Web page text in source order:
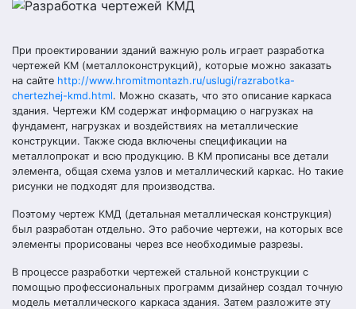
При проектировании зданий важную роль играет разработка
чертежей КМ (металлоконструкций), которые можно заказать
на сайте http://www.hromitmontazh.ru/uslugi/razrabotka-
chertezhej-kmd.html. Можно сказать, что это описание каркаса
здания. Чертежи КМ содержат информацию о нагрузках на
фундамент, нагрузках и воздействиях на металлические
конструкции. Также сюда включены спецификации на
металлопрокат и всю продукцию. В КМ прописаны все детали
элемента, общая схема узлов и металлический каркас. Но такие
рисунки не подходят для производства.
Поэтому чертеж КМД (детальная металлическая конструкция)
был разработан отдельно. Это рабочие чертежи, на которых все
элементы прорисованы через все необходимые разрезы.
В процессе разработки чертежей стальной конструкции с
помощью профессиональных программ дизайнер создал точную
модель металлического каркаса здания. Затем разложите эту